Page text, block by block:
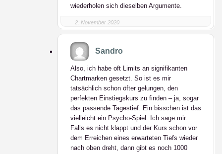
wiederholen sich dieselben Argumente.
2. November 2020
Sandro
Also, ich habe oft Limits an signifikanten
Chartmarken gesetzt. So ist es mir
tatsächlich schon öfter gelungen, den
perfekten Einstiegskurs zu finden – ja, sogar
das passende Tagestief. Ein bisschen ist das
vielleicht ein Psycho-Spiel. Ich sage mir:
Falls es nicht klappt und der Kurs schon vor
dem Erreichen eines erwarteten Tiefs wieder
nach oben dreht, dann gibt es noch 1000